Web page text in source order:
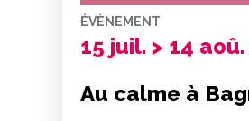
ÉVÈNEMENT
15 juil. > 14
Au calme à